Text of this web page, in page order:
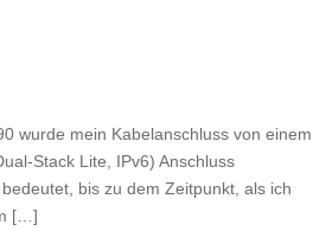
wurde mein Kabelanschluss von einem
Stack Lite, IPv6) Anschluss
bis zu dem Zeitpunkt, als ich
[…]